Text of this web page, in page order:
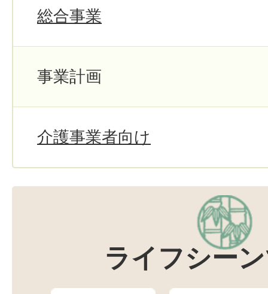
総合事業
事業計画
介護事業者向け
ライフシー